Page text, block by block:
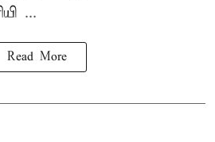
...
Read More